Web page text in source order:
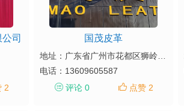
司
2
国茂皮革
电话： 13609605587
评论 0
点赞 2